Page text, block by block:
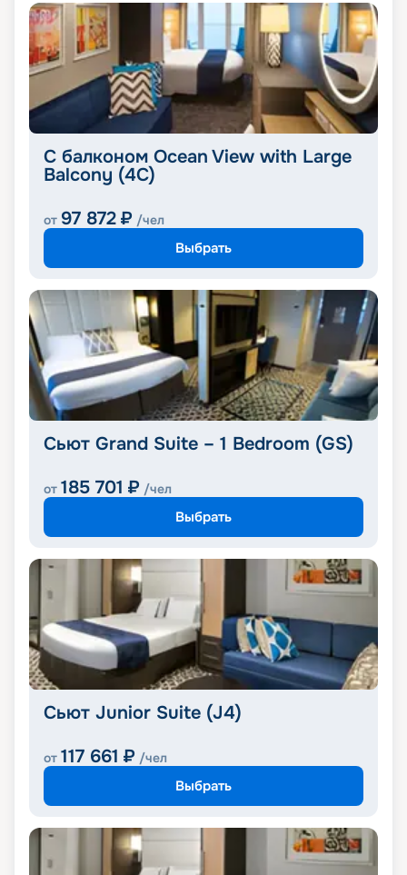
С балконом Ocean View with Large
Balcony (4C)
от 97 872 ₽ /чел
Выбрать
Сьют Grand Suite – 1 Bedroom (GS)
от 185 701 ₽ /чел
Выбрать
Сьют Junior Suite (J4)
от 117 661 ₽ /чел
Выбрать